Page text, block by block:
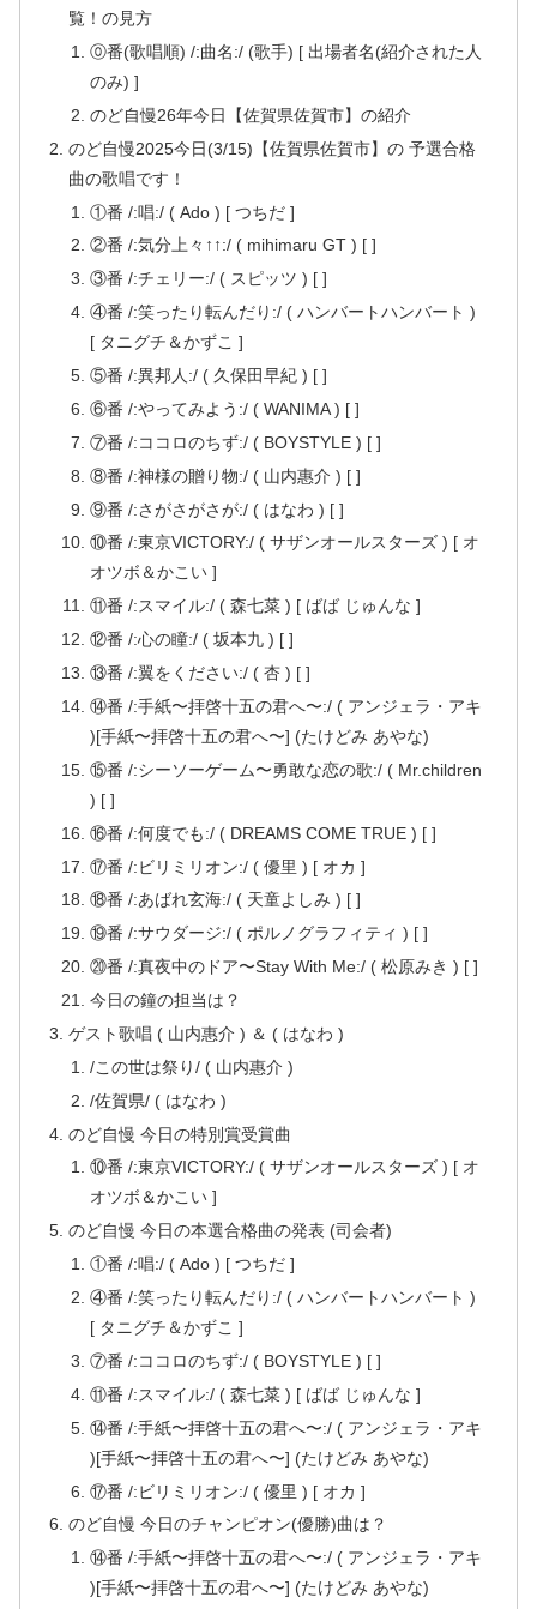
覧！の見方
⓪番(歌唱順) /:曲名:/ (歌手) [ 出場者名(紹介された人
のみ) ]
のど自慢26年今日【佐賀県佐賀市】の紹介
のど自慢2025今日(3/15)【佐賀県佐賀市】の 予選合格
曲の歌唱です！
①番 /:唱:/ ( Ado ) [ つちだ ]
②番 /:気分上々↑↑:/ ( mihimaru GT ) [ ]
③番 /:チェリー:/ ( スピッツ ) [ ]
④番 /:笑ったり転んだり:/ ( ハンバートハンバート )
[ タニグチ＆かずこ ]
⑤番 /:異邦人:/ ( 久保田早紀 ) [ ]
⑥番 /:やってみよう:/ ( WANIMA ) [ ]
⑦番 /:ココロのちず:/ ( BOYSTYLE ) [ ]
⑧番 /:神様の贈り物:/ ( 山内惠介 ) [ ]
⑨番 /:さがさがさが:/ ( はなわ ) [ ]
⑩番 /:東京VICTORY:/ ( サザンオールスターズ ) [ オ
オツボ＆かこい ]
⑪番 /:スマイル:/ ( 森七菜 ) [ ばば じゅんな ]
⑫番 /:心の瞳:/ ( 坂本九 ) [ ]
⑬番 /:翼をください:/ ( 杏 ) [ ]
⑭番 /:手紙〜拝啓十五の君へ〜:/ ( アンジェラ・アキ
)[手紙〜拝啓十五の君へ〜] (たけどみ あやな)
⑮番 /:シーソーゲーム〜勇敢な恋の歌:/ ( Mr.children
) [ ]
⑯番 /:何度でも:/ ( DREAMS COME TRUE ) [ ]
⑰番 /:ビリミリオン:/ ( 優里 ) [ オカ ]
⑱番 /:あばれ玄海:/ ( 天童よしみ ) [ ]
⑲番 /:サウダージ:/ ( ポルノグラフィティ ) [ ]
⑳番 /:真夜中のドア〜Stay With Me:/ ( 松原みき ) [ ]
今日の鐘の担当は？
ゲスト歌唱 ( 山内惠介 ) ＆ ( はなわ )
/この世は祭り/ ( 山内惠介 )
/佐賀県/ ( はなわ )
のど自慢 今日の特別賞受賞曲
⑩番 /:東京VICTORY:/ ( サザンオールスターズ ) [ オ
オツボ＆かこい ]
のど自慢 今日の本選合格曲の発表 (司会者)
①番 /:唱:/ ( Ado ) [ つちだ ]
④番 /:笑ったり転んだり:/ ( ハンバートハンバート )
[ タニグチ＆かずこ ]
⑦番 /:ココロのちず:/ ( BOYSTYLE ) [ ]
⑪番 /:スマイル:/ ( 森七菜 ) [ ばば じゅんな ]
⑭番 /:手紙〜拝啓十五の君へ〜:/ ( アンジェラ・アキ
)[手紙〜拝啓十五の君へ〜] (たけどみ あやな)
⑰番 /:ビリミリオン:/ ( 優里 ) [ オカ ]
のど自慢 今日のチャンピオン(優勝)曲は？
⑭番 /:手紙〜拝啓十五の君へ〜:/ ( アンジェラ・アキ
)[手紙〜拝啓十五の君へ〜] (たけどみ あやな)